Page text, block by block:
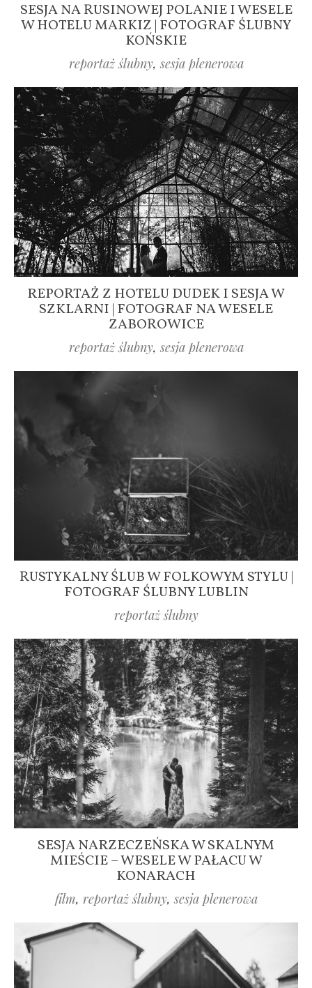
SESJA NA RUSINOWEJ POLANIE I WESELE
W HOTELU MARKIZ | FOTOGRAF ŚLUBNY
KOŃSKIE
reportaż ślubny,sesja plenerowa
REPORTAŻ Z HOTELU DUDEK I SESJA W
SZKLARNI | FOTOGRAF NA WESELE
ZABOROWICE
reportaż ślubny,sesja plenerowa
RUSTYKALNY ŚLUB W FOLKOWYM STYLU |
FOTOGRAF ŚLUBNY LUBLIN
reportaż ślubny
SESJA NARZECZEŃSKA W SKALNYM
MIEŚCIE – WESELE W PAŁACU W
KONARACH
film, reportaż ślubny,sesja plenerowa